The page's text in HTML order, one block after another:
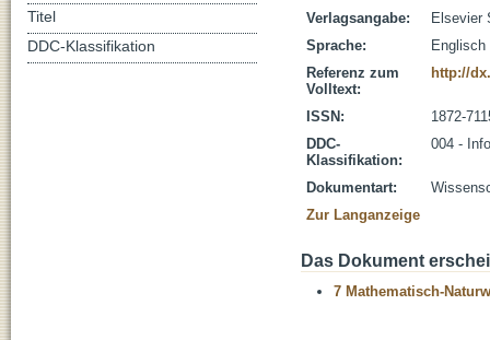
Verlagsangabe:
Elsevier
Sprache:
Englisch
Referenz zum
Volltext:
http://
ISSN:
1872-
DDC-
Klassifikation:
004 -
Dokumentart:
Zur Langanzeige
Das Dokument
7 Mathematisch-
Titel
DDC-Klassifikation